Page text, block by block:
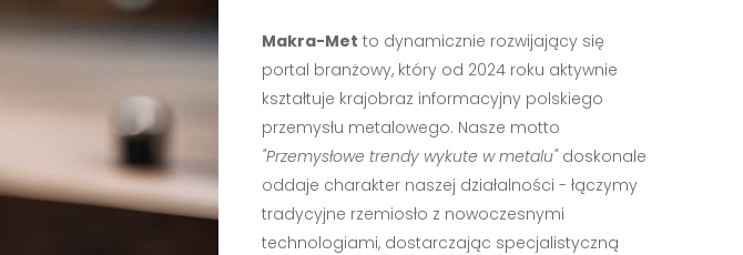
Makra-Met to dynamicznie rozwijający się
portal branżowy, który od 2024 roku aktywnie
kształtuje krajobraz informacyjny polskiego
przemysłu metalowego. Nasze motto
"Przemysłowe trendy wykute w metalu"doskonale
oddaje charakter naszej działalności - łączymy
tradycyjne rzemiosło z nowoczesnymi
technologiami, dostarczając specjalistyczną